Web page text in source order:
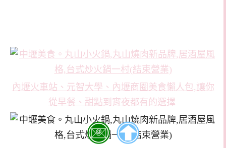
內壢火車站、元智大學、內壢商圈美食懶人包,讓你
從早餐、甜點到宵夜都有的選擇